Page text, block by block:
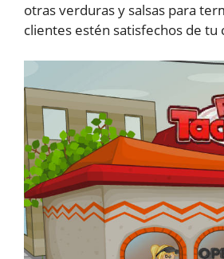
otras verduras y salsas para
clientes estén satisfechos de tu